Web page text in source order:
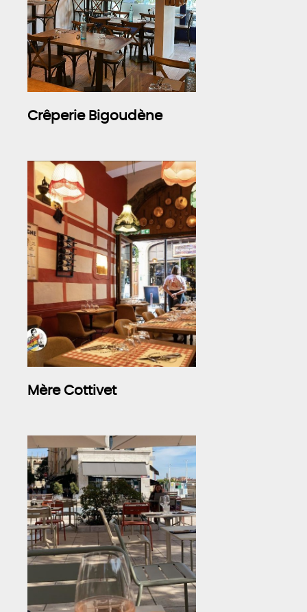
Crêperie Bigoudène
Mère Cottivet